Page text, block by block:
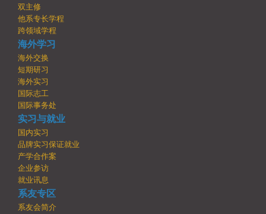
双主修
他系专长学程
跨领域学程
海外学习
海外交换
短期研习
海外实习
国际志工
国际事务处
实习与就业
国内实习
品牌实习保证就业
产学合作案
企业参访
就业讯息
系友专区
系友会简介